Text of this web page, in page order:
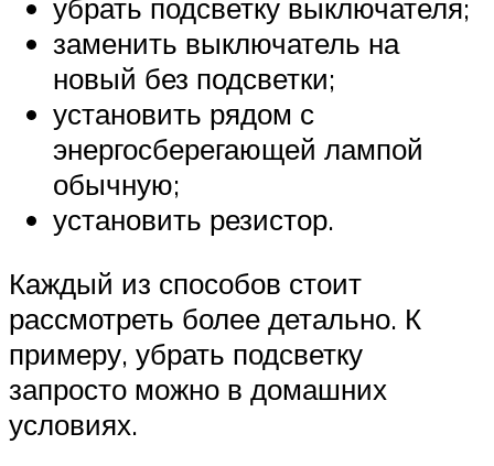
убрать подсветку выключателя;
заменить выключатель на
новый без подсветки;
установить рядом с
энергосберегающей лампой
обычную;
установить резистор.
Каждый из способов стоит
рассмотреть более детально. К
примеру, убрать подсветку
запросто можно в домашних
условиях.